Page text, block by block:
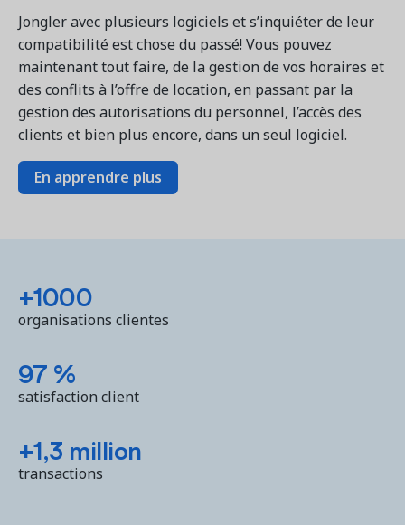
Jongler avec plusieurs logiciels et s’inquiéter de leur
compatibilité est chose du passé! Vous pouvez
maintenant tout faire, de la gestion de vos horaires et
des conflits à l’offre de location, en passant par la
gestion des autorisations du personnel, l’accès des
clients et bien plus encore, dans un seul logiciel.
En apprendre plus
+1000
organisations clientes
97 %
satisfaction client
+1,3 million
transactions